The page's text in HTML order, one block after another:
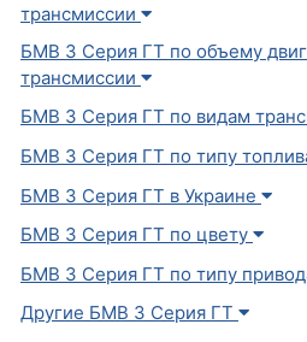
трансмиссии
БМВ 3 Серия ГТ по объему
трансмиссии
БМВ 3 Серия ГТ по видам
БМВ 3 Серия ГТ по типу
БМВ 3 Серия ГТ в Украине
БМВ 3 Серия ГТ по цвету
БМВ 3 Серия ГТ по типу
Другие БМВ 3 Серия ГТ